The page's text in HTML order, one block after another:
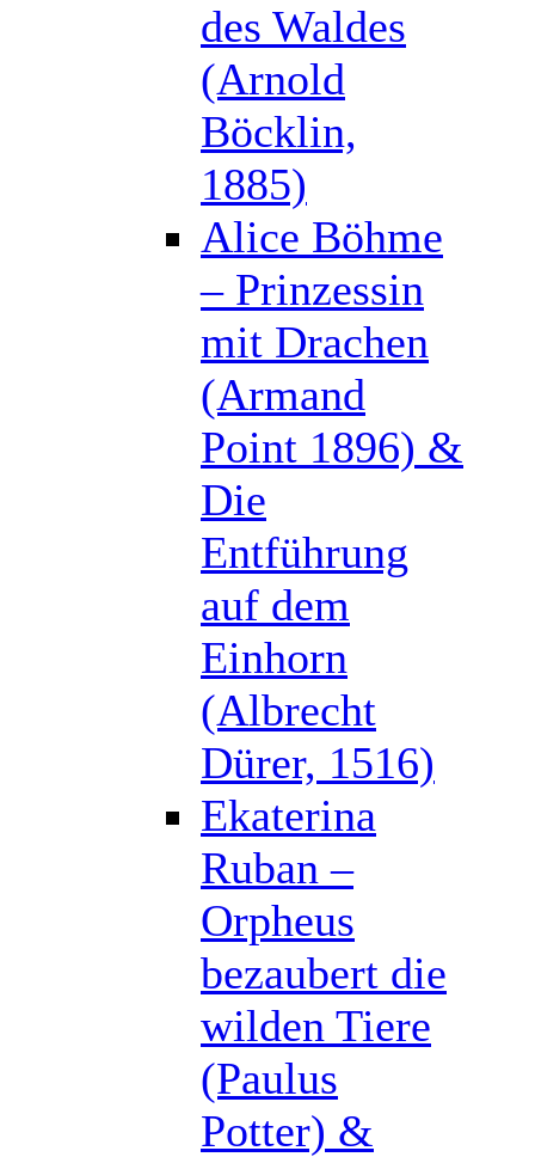
des Waldes
(Arnold
Böcklin,
1885)
Alice Böhme
– Prinzessin
mit Drachen
(Armand
Point 1896) &
Die
Entführung
auf dem
Einhorn
(Albrecht
Dürer, 1516)
Ekaterina
Ruban –
Orpheus
bezaubert die
wilden Tiere
(Paulus
Potter) &